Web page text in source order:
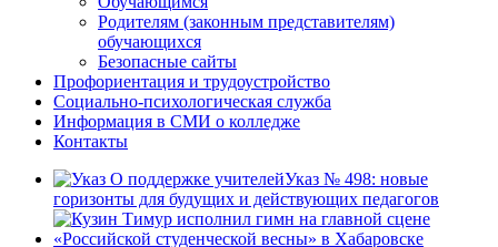
Родителям (законным представителям)
обучающихся
Безопасные сайты
Профориентация и трудоустройство
Социально-психологическая служба
Информация в СМИ о колледже
Контакты
Указ № 498: новые
горизонты для будущих и действующих педагогов